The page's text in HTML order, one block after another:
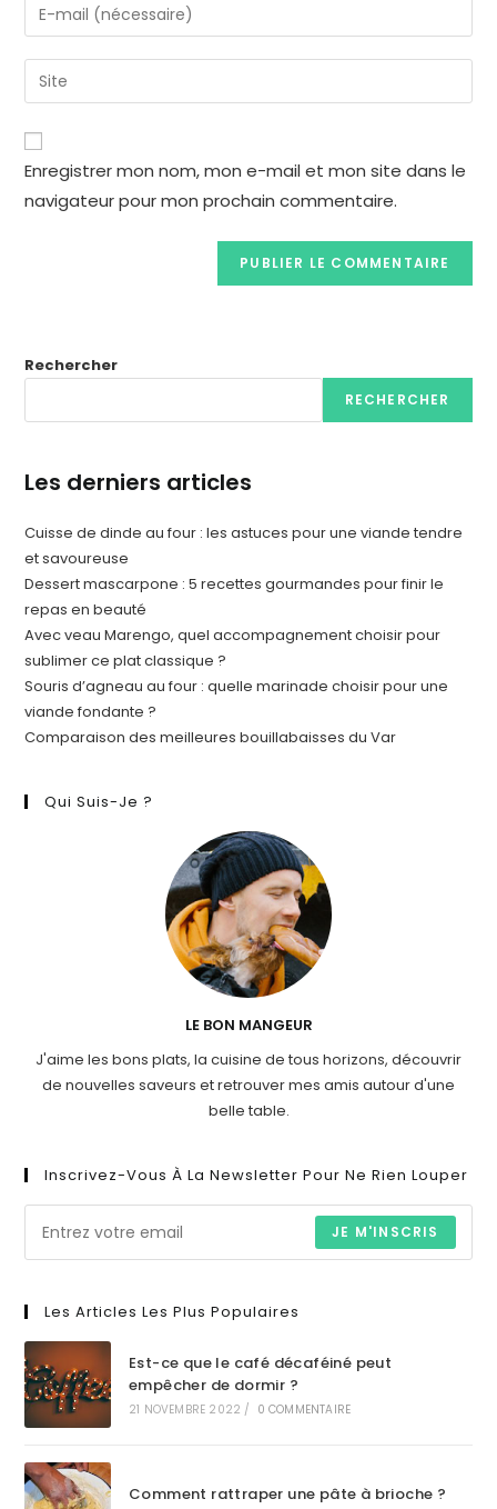
Enregistrer mon nom, mon e-mail et mon site dans le
navigateur pour mon prochain commentaire.
Rechercher
RECHERCHER
Les derniers articles
Cuisse de dinde au four : les astuces pour une viande tendre
et savoureuse
Dessert mascarpone : 5 recettes gourmandes pour finir le
repas en beauté
Avec veau Marengo, quel accompagnement choisir pour
sublimer ce plat classique ?
Souris d’agneau au four : quelle marinade choisir pour une
viande fondante ?
Comparaison des meilleures bouillabaisses du Var
Qui Suis-Je ?
LE BON MANGEUR
J'aime les bons plats, la cuisine de tous horizons, découvrir
de nouvelles saveurs et retrouver mes amis autour d'une
belle table.
Inscrivez-Vous À La Newsletter Pour Ne Rien Louper
JE M'INSCRIS
Les Articles Les Plus Populaires
Est-ce que le café décaféiné peut
empêcher de dormir ?
21 NOVEMBRE 2022 / 0 COMMENTAIRE
Comment rattraper une pâte à brioche ?